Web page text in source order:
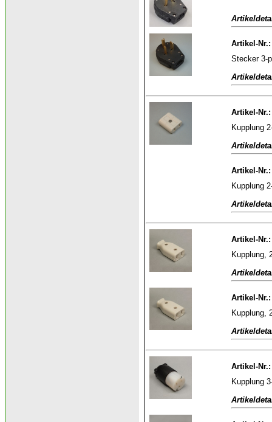
Artikel-Nr.:
Stecker 3-
Artikel-Nr.:
Kupplung
Artikel-Nr.:
Kupplung
Artikel-Nr.:
Kupplung,
Artikel-Nr.:
Kupplung,
Artikel-Nr.:
Kupplung